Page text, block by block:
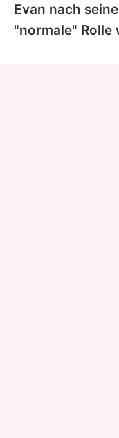
Evan nach
"normale" Rolle